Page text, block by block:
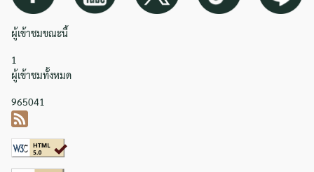
ผู้เข้าชมขณะนี้
1
ผู้เข้าชมทั้งหมด
965041